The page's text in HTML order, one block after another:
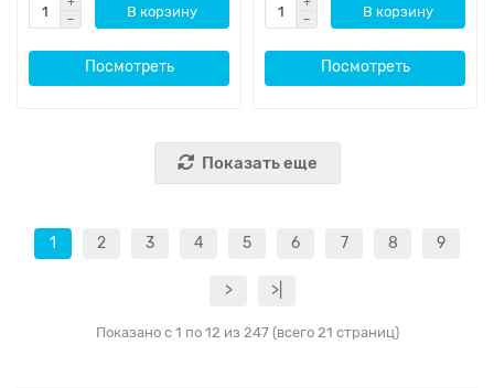
В корзину
Посмотреть
В корзину
Посмотреть
Показать еще
1 2 3 4 5 6 7 8 9
> >|
Показано с 1 по 12 из 247 (всего 21 страниц)